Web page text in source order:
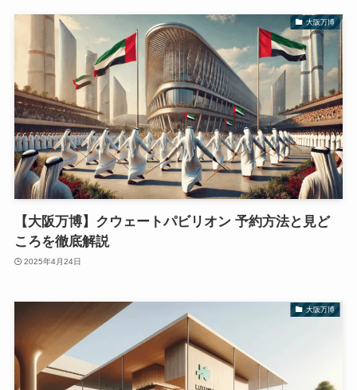
大阪万博
【大阪万博】クウェートパビリオン 予約方法と見ど
ころを徹底解説
2025年4月24日
大阪万博